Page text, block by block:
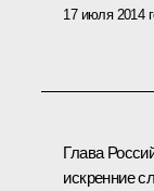
17 июля 2014
Глава
искренние